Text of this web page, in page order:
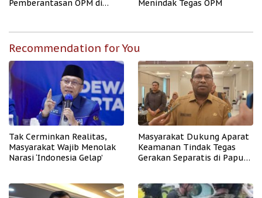
Pemberantasan OPM di
Menindak Tegas OPM
Recommendation for You
Tak Cerminkan Realitas,
Masyarakat Wajib Menolak
Narasi ‘Indonesia Gelap’
Masyarakat Dukung Aparat
Keamanan Tindak Tegas
Gerakan Separatis di Papua